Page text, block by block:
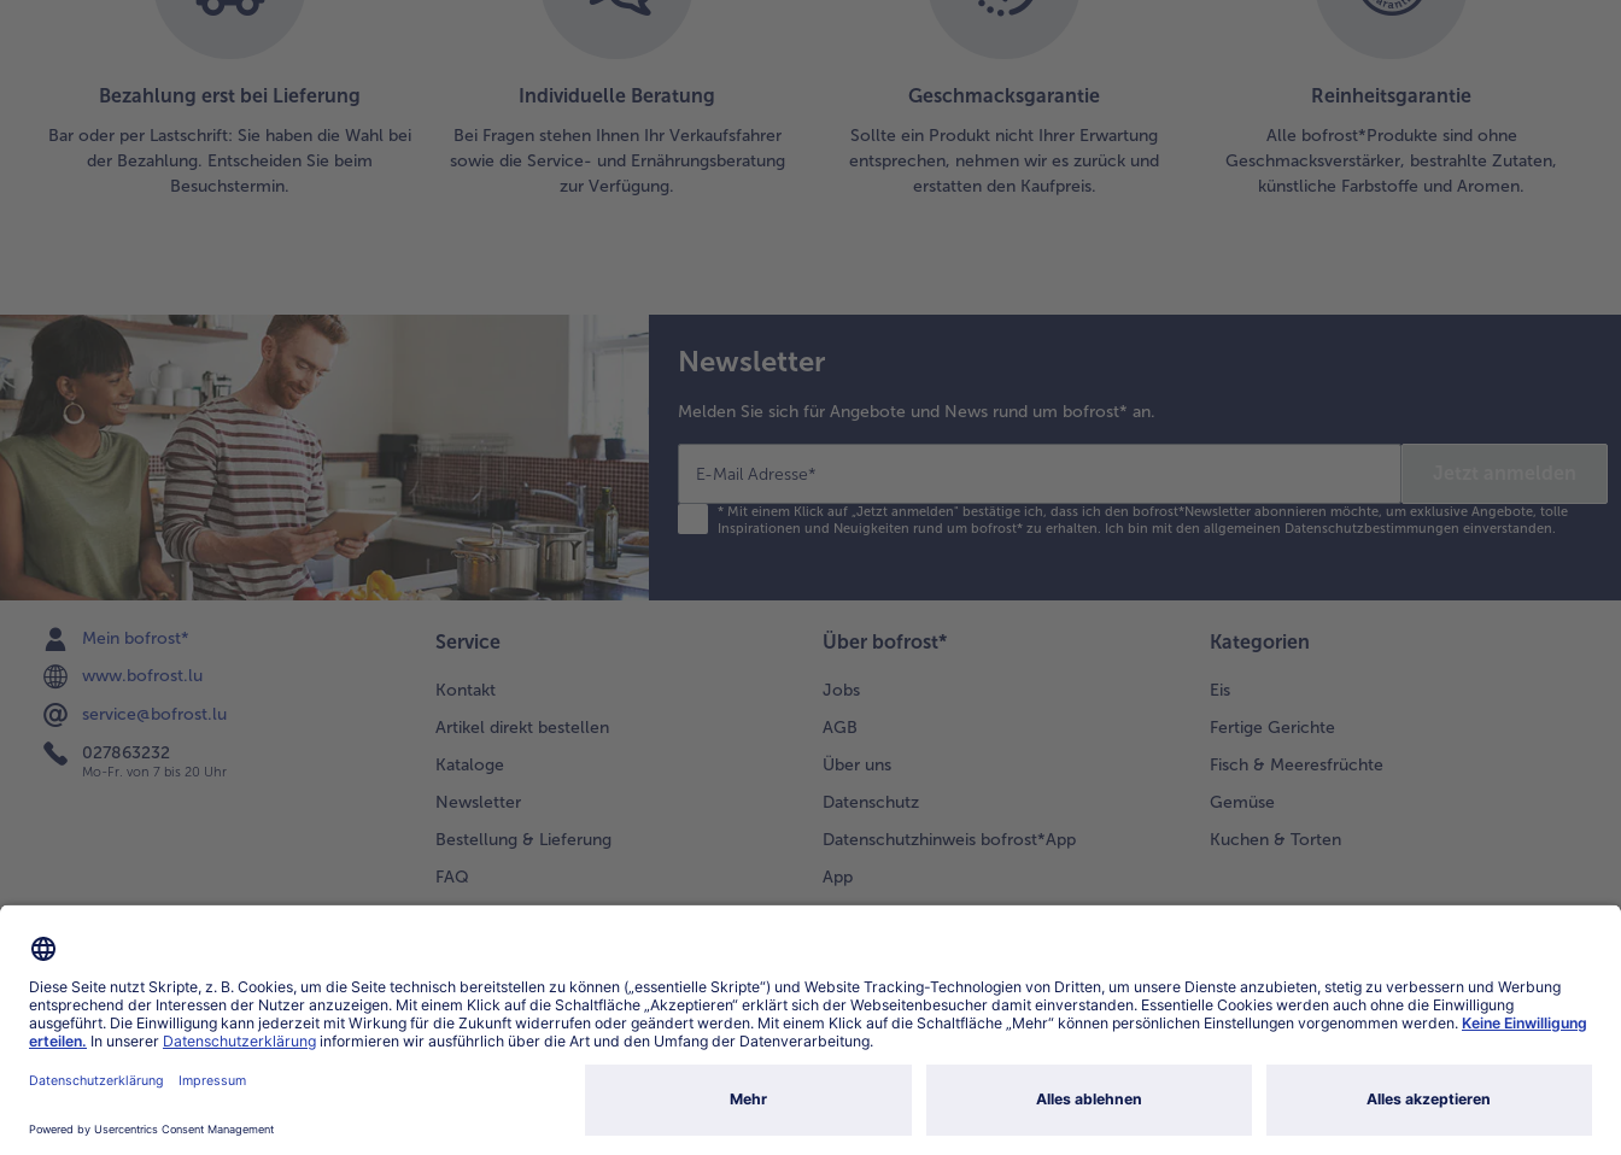
Bezahlung erst bei Lieferung
Bar oder per Lastschrift: Sie haben die Wahl bei
der Bezahlung. Entscheiden Sie beim
Besuchstermin.
Individuelle Beratung
Bei Fragen stehen Ihnen Ihr Verkaufsfahrer
sowie die Service- und Ernährungsberatung
zur Verfügung.
Geschmacksgarantie
Sollte ein Produkt nicht Ihrer Erwartung
entsprechen, nehmen wir es zurück und
erstatten den Kaufpreis.
Reinheitsgarantie
Alle bofrost*Produkte sind ohne
Geschmacksverstärker, bestrahlte Zutaten,
künstliche Farbstoffe und Aromen.
Newsletter
Melden Sie sich für Angebote und News rund um bofrost* an.
E-Mail Adresse*
*Mit einem Klick auf „Jetzt anmelden" bestätige ich, dass ich den bofrost*Newsletter abonnieren möchte, um exklusive Angebote, tolle
Inspirationen und Neuigkeiten rund um bofrost* zu erhalten. Ich bin mit den allgemeinen Datenschutzbestimmungen einverstanden.
Mein bofrost*
www.bofrost.lu
service@bofrost.lu
027863232
Mo-Fr. von 7 bis 20 Uhr
Service
Kontakt
Artikel direkt bestellen
Kataloge
Newsletter
Bestellung & Lieferung
FAQ
Über bofrost*
Jobs
AGB
Über uns
Datenschutz
Datenschutzhinweis bofrost*App
App
Kategorien
Eis
Fertige Gerichte
Fisch & Meeresfrüchte
Gemüse
Kuchen & Torten